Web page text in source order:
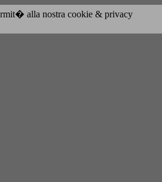
alla nostra cookie & privacy